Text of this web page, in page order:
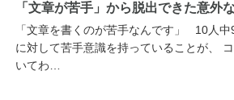
「文章が苦手」から脱出できた意外
「文章を書くのが苦手なんです」 10人
に対して苦手意識を持っていることが、
いてわ…